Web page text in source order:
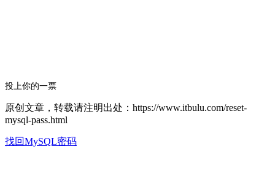
投上你的一票
原创文章，转载请注明出处：https://www.itbulu.com/reset-
mysql-pass.html
找回MySQL密码